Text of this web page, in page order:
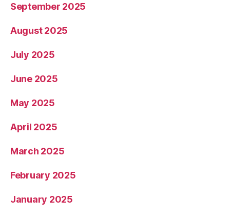
September 2025
August 2025
July 2025
June 2025
May 2025
April 2025
March 2025
February 2025
January 2025